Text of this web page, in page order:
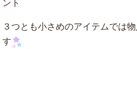
ント
３つとも小さめのアイテムでは
す